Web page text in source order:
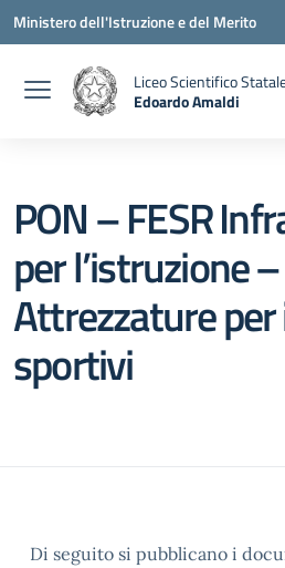
Vai ai contenuti
Vai al menu di navigazione
Vai al footer
Ministero dell'Istruzione e del Merito
Liceo Scientifico
Edoardo Amaldi
PON – FESR
per l’istruzione –
Attrezzature
sportivi
Di seguito si pubblicano i